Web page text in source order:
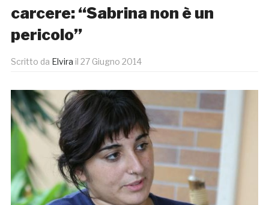
carcere: “Sabrina non è un
pericolo”
Scritto da Elvira il 27 Giugno 2014